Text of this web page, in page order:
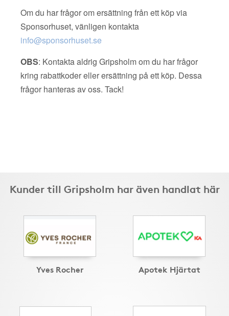
Om du har frågor om ersättning från ett köp via
Sponsorhuset, vänligen kontakta
info@sponsorhuset.se
OBS: Kontakta aldrig Gripsholm om du har frågor
kring rabattkoder eller ersättning på ett köp. Dessa
frågor hanteras av oss. Tack!
Kunder till Gripsholm har även handlat här
Yves Rocher Apotek Hjärtat